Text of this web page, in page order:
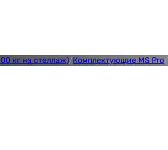
кг на стеллаж)/Комплектующие MS Pro/